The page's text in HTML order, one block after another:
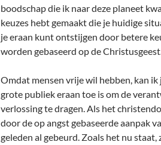
boodschap die ik naar deze planeet
keuzes hebt gemaakt die je huidige
je eraan kunt ontstijgen door betere
worden gebaseerd op de
Omdat mensen vrije wil hebben, kan
grote publiek eraan toe is om de
verlossing te dragen. Als het
door de op angst gebaseerde aanpak
geleden al gebeurd. Zoals het nu